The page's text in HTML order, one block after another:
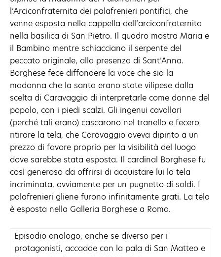
l’Arciconfraternita dei palafrenieri pontifici, che
venne esposta nella cappella dell’arciconfraternita
nella basilica di San Pietro. Il quadro mostra Maria e
il Bambino mentre schiacciano il serpente del
peccato originale, alla presenza di Sant’Anna.
Borghese fece diffondere la voce che sia la
madonna che la santa erano state vilipese dalla
scelta di Caravaggio di interpretarle come donne del
popolo, con i piedi scalzi. Gli ingenui cavallari
(perché tali erano) cascarono nel tranello e fecero
ritirare la tela, che Caravaggio aveva dipinto a un
prezzo di favore proprio per la visibilità del luogo
dove sarebbe stata esposta. Il cardinal Borghese fu
così generoso da offrirsi di acquistare lui la tela
incriminata, ovviamente per un pugnetto di soldi. I
palafrenieri gliene furono infinitamente grati. La tela
è esposta nella Galleria Borghese a Roma.
Episodio analogo, anche se diverso per i
protagonisti, accadde con la pala di San Matteo e